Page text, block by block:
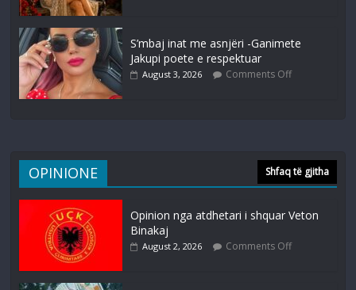
S’mbaj inat me asnjëri -Ganimete
Jakupi poete e respektuar
August 3, 2026 Comments Off
OPINIONE Shfaq të gjitha
Opinion nga atdhetari i shquar Veton
Binakaj
August 2, 2026 Comments Off